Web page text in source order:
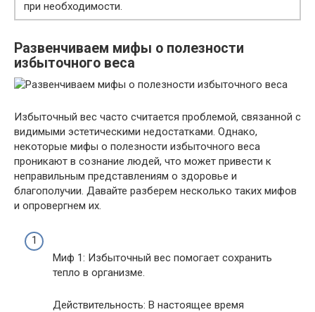
при необходимости.
Развенчиваем мифы о полезности
избыточного веса
Избыточный вес часто считается проблемой, связанной с
видимыми эстетическими недостатками. Однако,
некоторые мифы о полезности избыточного веса
проникают в сознание людей, что может привести к
неправильным представлениям о здоровье и
благополучии. Давайте разберем несколько таких мифов
и опровергнем их.
Миф 1: Избыточный вес помогает сохранить
тепло в организме.
Действительность: В настоящее время